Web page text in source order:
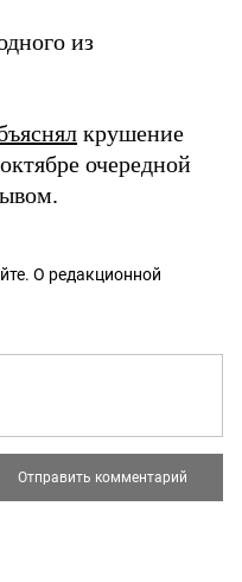
из
крушение
очередной
О редакционной